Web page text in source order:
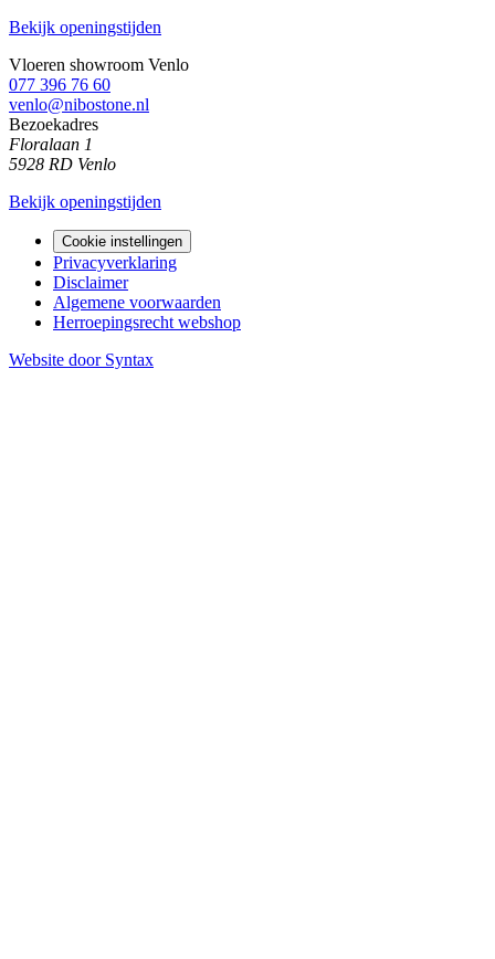
Bekijk openingstijden
Vloeren showroom Venlo
077 396 76 60
venlo@nibostone.nl
Bezoekadres
Floralaan 1
5928 RD Venlo
Bekijk openingstijden
Cookie instellingen
Privacyverklaring
Disclaimer
Algemene voorwaarden
Herroepingsrecht webshop
Website door Syntax